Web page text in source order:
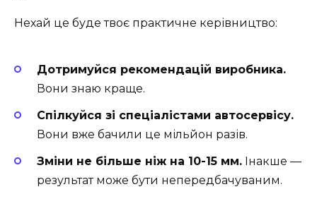
Нехай це буде твоє практичне керівництво:
Дотримуйся рекомендацій виробника.
Вони знаю краще.
Спілкуйся зі спеціалістами автосервісу.
Вони вже бачили це мільйон разів.
Зміни не більше ніж на 10-15 мм. Інакше —
результат може бути непередбачуваним.